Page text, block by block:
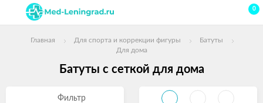
0
Главная Для спорта и коррекции фигуры
Батуты
Для дома
Батуты с сеткой для дома
Фильтр